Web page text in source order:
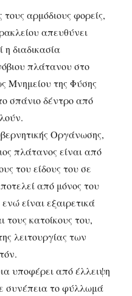
αρμόδιους φορείς,
απευθύνει
η διαδικασία
πλάτανου στο
Μνημείου της Φύσης
σπάνιο δέντρο από
Οργάνωσης,
πλάτανος είναι από
του είδους του σε
από μόνος του
είναι εξαιρετικά
τους κατοίκους του,
λειτουργίας των
υποφέρει από έλλειψη
συνέπεια το φύλλωμά